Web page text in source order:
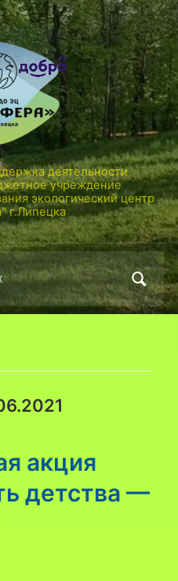
деятельности
учреждение
экологический центр
г.Липецка
акция
детства —